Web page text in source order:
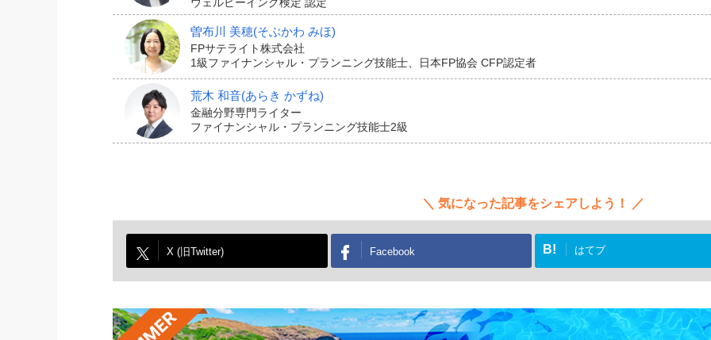
ウェルビーイング検定 認定
曽布川 美穂(そぶかわ みほ)
FPサテライト株式会社
1級ファイナンシャル・プランニング技能士、日本FP協会 CFP認定者
荒木 和音(あらき かずね)
金融分野専門ライター
ファイナンシャル・プランニング技能士2級
気になった記事をシェアしよう！
X (旧Twitter) Facebook B! はてブ